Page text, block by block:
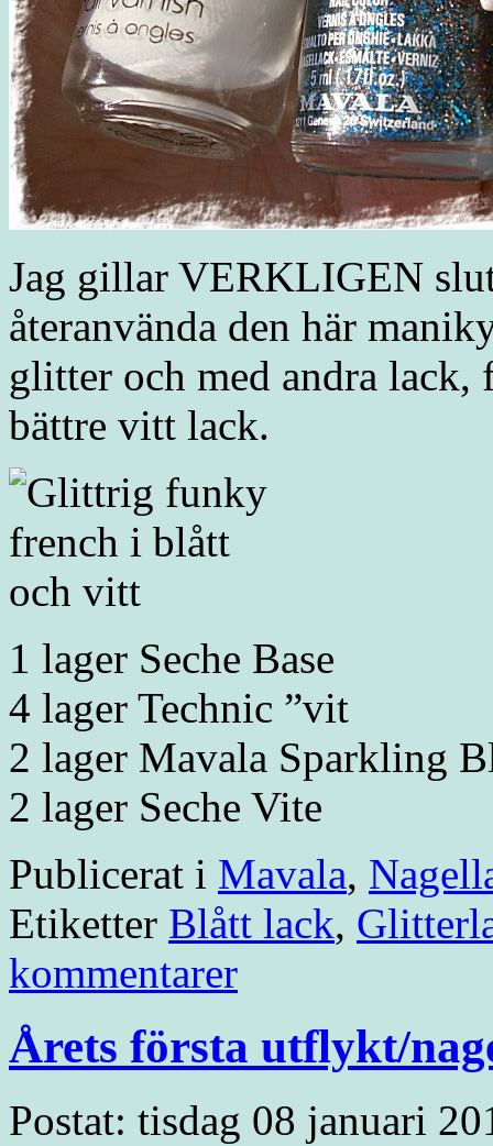
Jag gillar VERKLIGEN
återanvända den här
glitter och med andra lack,
bättre vitt lack.
1 lager Seche Base
4 lager Technic ”vit
2 lager Mavala Sparkling
2 lager Seche Vite
Publicerat i Mavala,
Etiketter Blått lack,
kommentarer
Årets första utflykt/
Postat: tisdag 08 januari